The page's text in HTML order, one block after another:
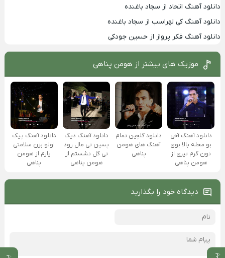
دانلود آهنگ اتحاد از سجاد باغنده
دانلود آهنگ کی لهراسب از سجاد باغنده
دانلود آهنگ فکر پرواز از حسین جودکی
موزیک های بیشتر از هومن پناهی
دانلود آهنگ آخی
بو محله بالا بوی
نون گرم تیری از
هومن پناهی
دانلود گلچین تمام
آهنگ های هومن
پناهی
دانلود آهنگ دیگ
پسین تی مال رود
تی گل نشستم از
هومن پناهی
دانلود آهنگ پیک
اولو بزن سلامتی
یارم از هومن
پناهی
دیدگاه خود را بگذارید